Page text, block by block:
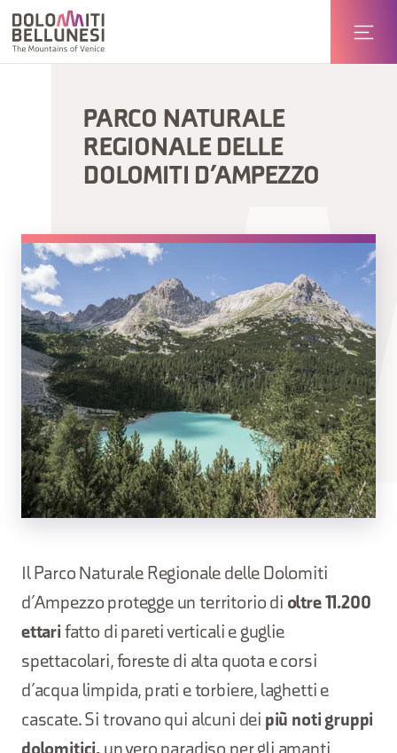
PARCO NATURALE
REGIONALE DELLE
DOLOMITI D’AMPEZZO
Il Parco Naturale Regionale delle Dolomiti
d’Ampezzo protegge un territorio di oltre 11.200
ettari fatto di pareti verticali e guglie
spettacolari, foreste di alta quota e corsi
d’acqua limpida, prati e torbiere, laghetti e
cascate. Si trovano qui alcuni dei più noti gruppi